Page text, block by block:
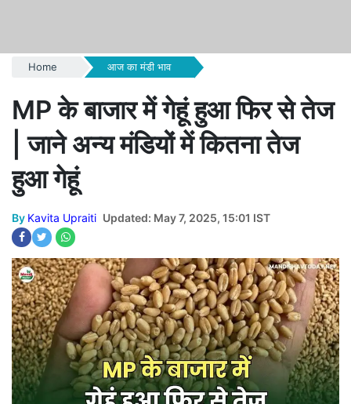
Home आज का मंडी भाव
MP के बाजार में गेहूं हुआ फिर से तेज
| जाने अन्य मंडियों में कितना तेज
हुआ गेहूं
By Kavita Upraiti Updated: May 7, 2025, 15:01 IST